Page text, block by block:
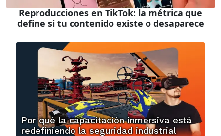
Reproducciones en TikTok: la métrica que
define si tu contenido existe o desaparece
Por qué la capacitación inmersiva está
redefiniendo la seguridad industrial